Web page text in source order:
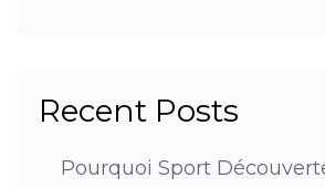
Recent Posts
Pourquoi Sport